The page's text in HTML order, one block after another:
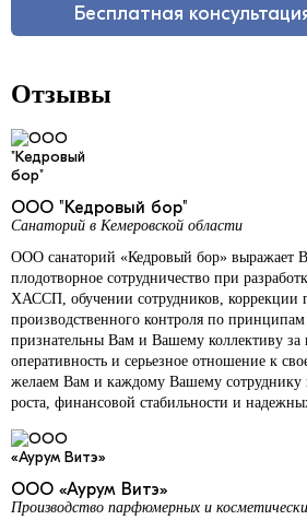
Бесплатная
Отзывы
ООО "Кедровый бор"
Санаторий в Кемеровской области
ООО санаторий «Кедровый бор» выражает
плодотворное сотрудничество при
ХАССП, обучении сотрудников, коррекции
производственного контроля по
признательны Вам и Вашему коллективу за
оперативность и серьезное отношение к
желаем Вам и каждому Вашему сотруднику
роста, финансовой стабильности и
ООО «Аурум Витэ»
Производство парфюмерных и